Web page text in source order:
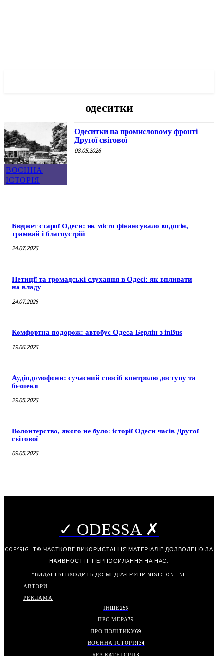
одеситки
ВОЄННА
ІСТОРІЯ
Одеситки на промисловому фронті
Другої світової
08.05.2026
Бюджет старої Одеси: як місто фінансувало водогін,
трамвай і благоустрій
24.07.2026
Петиції та громадські слухання в Одесі: як впливати
на владу
24.07.2026
Комфортна подорож: автобус Одеса Берлін з inBus
19.06.2026
Аудіодомофони: сучасний спосіб контролю доступу та
безпеки
29.05.2026
Волонтерство, якого не було: історії Одеси часів Другої
світової
09.05.2026
✓ ODESSA ✗
COPYRIGHT © ЧАСТКОВЕ ВИКОРИСТАННЯ МАТЕРІАЛІВ ДОЗВОЛЕНО ЗА
НАЯВНОСТІ ГІПЕРПОСИЛАННЯ НА НАС.
*ВИДАННЯ ВХОДИТЬ ДО МЕДІА-ГРУПИ MISTO ONLINE
АВТОРИ
РЕКЛАМА
ІНШЕ256
ПРО МЕРА79
ПРО ПОЛІТИКУ69
ВОЄННА ІСТОРІЯ34
БЕЗ КАТЕГОРІЇ3